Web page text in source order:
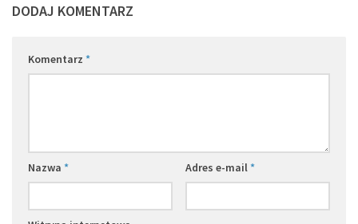
DODAJ KOMENTARZ
Komentarz *
Nazwa * Adres e-mail*